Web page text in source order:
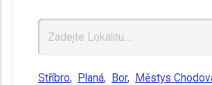
Stříbro, Planá, Bor, Městys